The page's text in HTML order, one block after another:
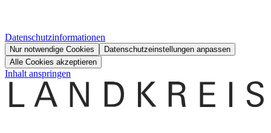
Datenschutzinformationen
Nur notwendige Cookies
Datenschutzeinstellungen anpassen
Alle Cookies akzeptieren
Inhalt anspringen